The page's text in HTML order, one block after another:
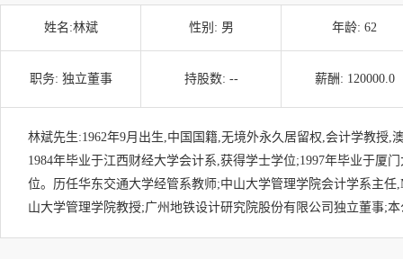
姓名:林斌 性别: 男 年龄: 62
职务: 独立董事 持股数: -- 薪酬: 120000.0
林斌先生:1962年9月出生,中国国籍,无境外永久居留权,会计学教授,
1984年毕业于江西财经大学会计系,获得学士学位;1997年毕业于厦
位。历任华东交通大学经管系教师;中山大学管理学院会计学系主任
山大学管理学院教授;广州地铁设计研究院股份有限公司独立董事;